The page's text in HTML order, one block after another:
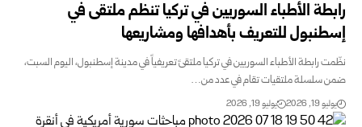
رابطة الأطباء السوريين في تركيا تنظم ملتقى في
إسطنبول للتعريف بأهدافها ومشاريعها
نظّمت رابطة الأطباء السوريين في تركيا ملتقىً تعريفياً في مدينة إسطنبول، اليوم السبت،
ضمن سلسلة ملتقيات تقام في عدد من…
يوليو 19, 2026 يوليو 19, 2026